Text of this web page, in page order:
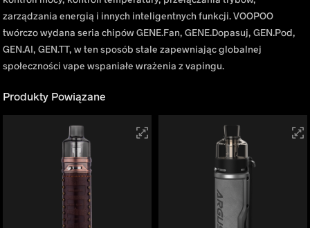
zarządzania energią i innych inteligentnych funkcji. VOOPOO
twórczo wydana seria chipów GENE.Fan, GENE.Dopasuj, GEN.Pod,
GEN.AI, GEN.TT, w ten sposób stale zapewniając globalnej
społeczności vape wspaniałe wrażenia z vapingu.
Produkty Powiązane